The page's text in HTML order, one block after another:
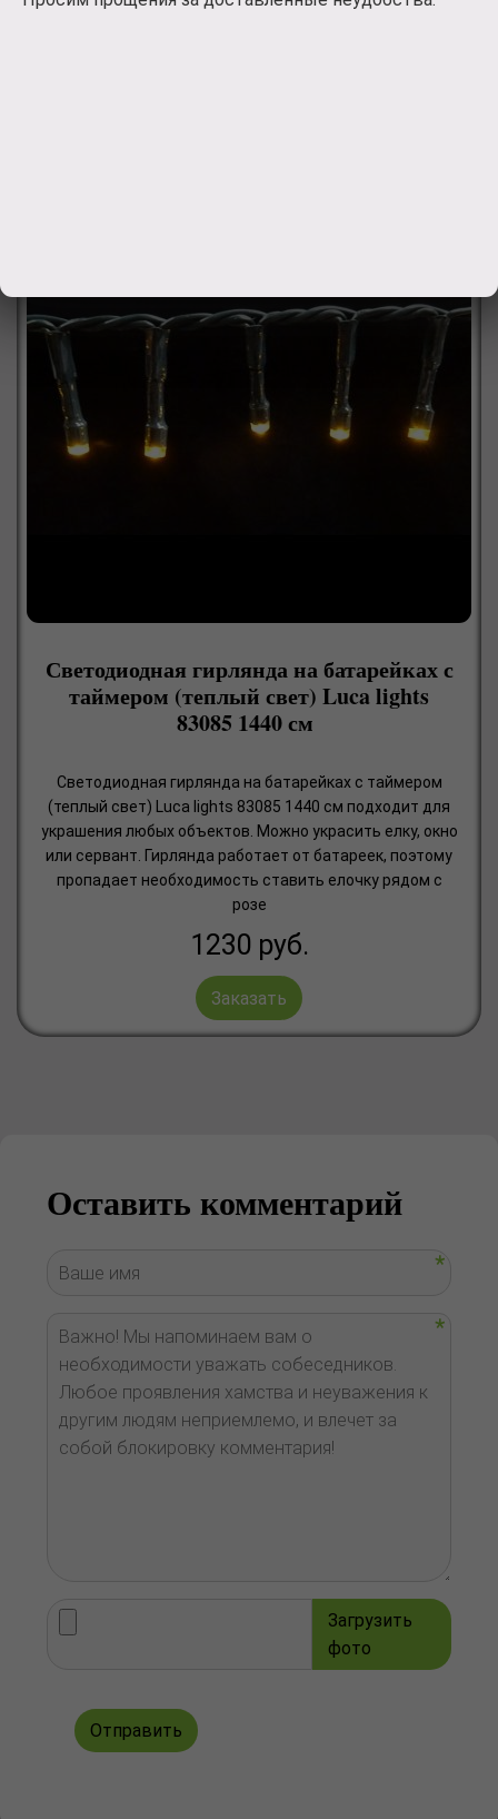
Светодиодная гирлянда на батарейках с
таймером (теплый свет) Luca lights
83085 1440 см
Светодиодная гирлянда на батарейках с таймером
(теплый свет) Luca lights 83085 1440 см подходит для
украшения любых объектов. Можно украсить елку, окно
или сервант. Гирлянда работает от батареек, поэтому
пропадает необходимость ставить елочку рядом с
розе
1230 руб.
Заказать
Оставить комментарий
Загрузить
фото
Отправить